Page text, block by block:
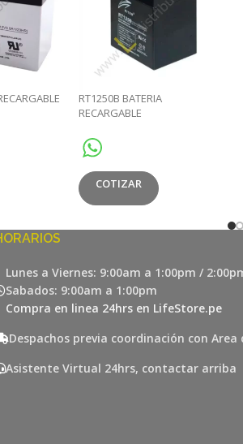
RT1250B BATERIA
RECARGABLE
COTIZAR
Lunes a Viernes: 9:00am a 1:00pm /
Sabados: 9:00am a 1:00pm
Compra en linea 24hrs en LifeStore.pe
Despachos previa coordinación con Area
Asistente Virtual 24hrs, contactar arriba